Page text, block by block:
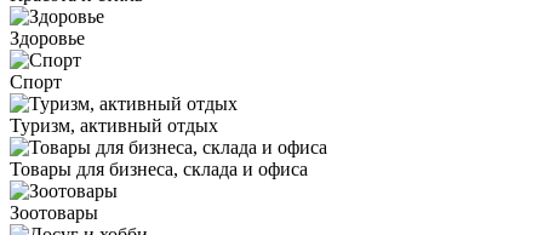
Здоровье
Спорт
Туризм, активный отдых
Товары для бизнеса, склада и офиса
Зоотовары